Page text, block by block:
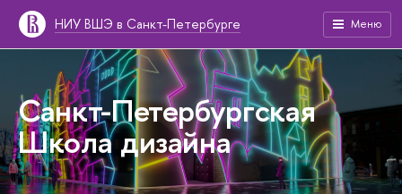
НИУ ВШЭ в Санкт-Петербурге Меню
Санкт-Петербургская
Школа дизайна